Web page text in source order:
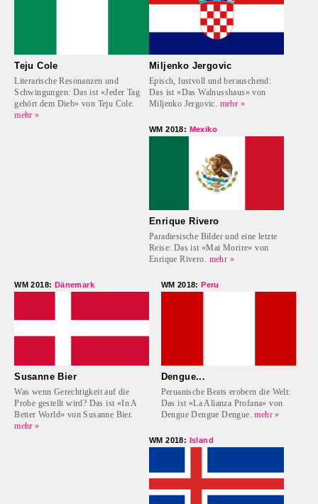
Teju Cole
Literarische Resonanzen und
Schwingungen: Das ist «Jeder Tag
gehört dem Dieb» von Teju Cole.
mehr »
Miljenko Jergovic
Episch, lustvoll und berauschend:
Das ist «Das Walnusshaus» von
Miljenko Jergovic. mehr »
WM 2018: Mexiko
Enrique Rivero
Paradiesische Bilder und eine letzte
Reise: Das ist «Mai Morire» von
Enrique Rivero. mehr »
WM 2018: Dänemark
Susanne Bier
Was wenn Gerechtigkeit auf die
Probe gestellt wird? Das ist «In A
Better World» von Susanne Bier.
mehr »
WM 2018:Peru
Dengue...
Peruanische Beats erobern die Welt:
Das ist «La Alianza Profana» von
Dengue Dengue Dengue. mehr »
WM 2018: Island